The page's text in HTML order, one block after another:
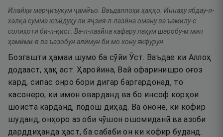
Илайҳи марҷиъукум ҷамӣъо. Ваъдаллоҳи ҳаққо. Иннаҳу ябдау-л-
халқа сумма юъӣдуҳу ли яҷзия-л-лазӣна оману ва ъамилу-с
солиҳоти би-л-қист. Ва-л-лазӣна кафару лаҳум шаробу-м мин
ҳамӣми-в ва ъазобун алӣмун би мо кону якфурун.
Бозгашти ҳамаи шумо ба сӯйи Ӯст. Ваъдае ки Аллоҳ
додааст, ҳақ аст. Ҳаройина, Вай офаринишро оғоз
кард, сипас онро бори дигар баргардонад, то
касонеро, ки имон оварданд ва бо инсоф корҳои
шоиста карданд, подош диҳад. Ва ононе, ки кофир
шуданд, онҳоро аз оби чӯшон ошомиданӣ ва азоби
дарддиҳанда ҳаст, ба сабаби он ки кофир буданд.